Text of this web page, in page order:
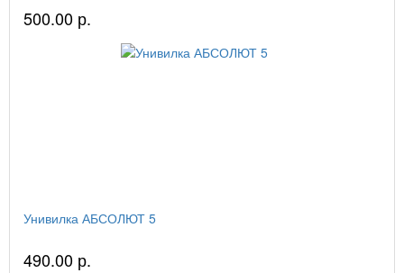
500.00 р.
Унивилка АБСОЛЮТ 5
490.00 р.